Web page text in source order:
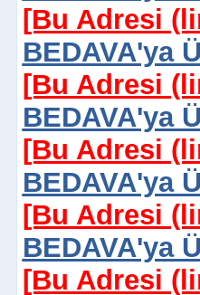
[Bu Adresi
BEDAVA'ya
[Bu Adresi
BEDAVA'ya
[Bu Adresi
BEDAVA'ya
[Bu Adresi
BEDAVA'ya
[Bu Adresi